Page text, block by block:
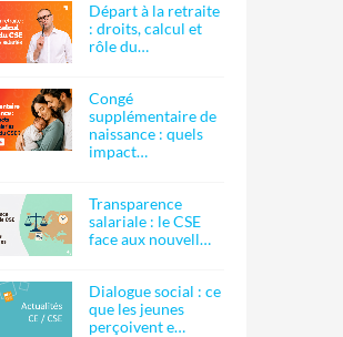
Départ à la retraite
: droits, calcul et
rôle du…
Congé
supplémentaire de
naissance : quels
impact…
Transparence
salariale : le CSE
face aux nouvell…
Dialogue social : ce
que les jeunes
perçoivent e…